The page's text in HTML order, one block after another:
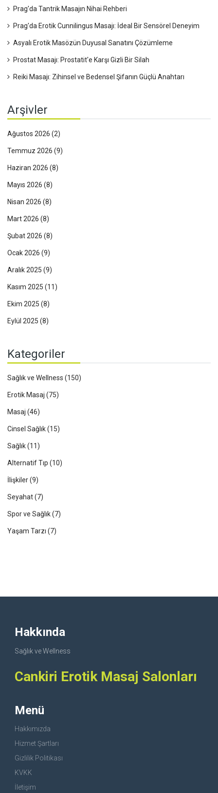
Prag'da Tantrik Masajın Nihai Rehberi
Prag'da Erotik Cunnilingus Masajı: İdeal Bir Sensörel Deneyim
Asyalı Erotik Masözün Duyusal Sanatını Çözümleme
Prostat Masajı: Prostatit'e Karşı Gizli Bir Silah
Reiki Masajı: Zihinsel ve Bedensel Şifanın Güçlü Anahtarı
Arşivler
Ağustos 2026 (2)
Temmuz 2026 (9)
Haziran 2026 (8)
Mayıs 2026 (8)
Nisan 2026 (8)
Mart 2026 (8)
Şubat 2026 (8)
Ocak 2026 (9)
Aralık 2025 (9)
Kasım 2025 (11)
Ekim 2025 (8)
Eylül 2025 (8)
Kategoriler
Sağlık ve Wellness (150)
Erotik Masaj (75)
Masaj (46)
Cinsel Sağlık(15)
Sağlık(11)
Alternatif Tıp (10)
İlişkiler(9)
Seyahat(7)
Spor ve Sağlık(7)
Yaşam Tarzı (7)
Hakkında
Sağlık ve Wellness
Cankiri Erotik Masaj Salonları
Menü
Hakkımızda
Hizmet Şartları
Gizlilik Politikası
KVKK
İletişim